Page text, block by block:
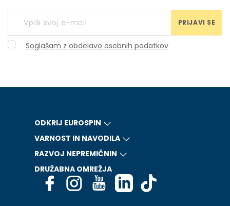
PRIJAVI SE
Soglašam z obdelavo osebnih podatkov
ODKRIJ EUROSPIN
VARNOST IN NAVODILA
RAZVOJ NEPREMIČNIN
DRUŽABNA OMREŽJA